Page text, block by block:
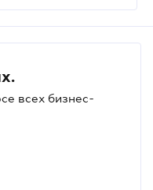
всех бизнес-